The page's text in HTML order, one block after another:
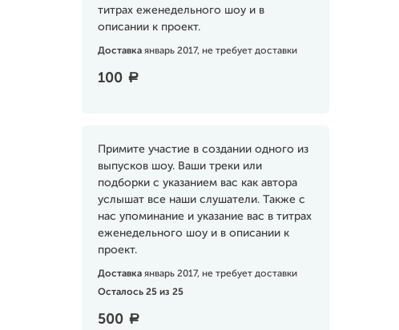
титрах еженедельного шоу и в
описании к проект.
Доставка январь 2017, не требует доставки
100 a
Примите участие в создании одного из
выпусков шоу. Ваши треки или
подборки с указанием вас как автора
услышат все наши слушатели. Также с
нас упоминание и указание вас в титрах
еженедельного шоу и в описании к
проект.
Доставка январь 2017, не требует доставки
Осталось 25 из 25
500 a